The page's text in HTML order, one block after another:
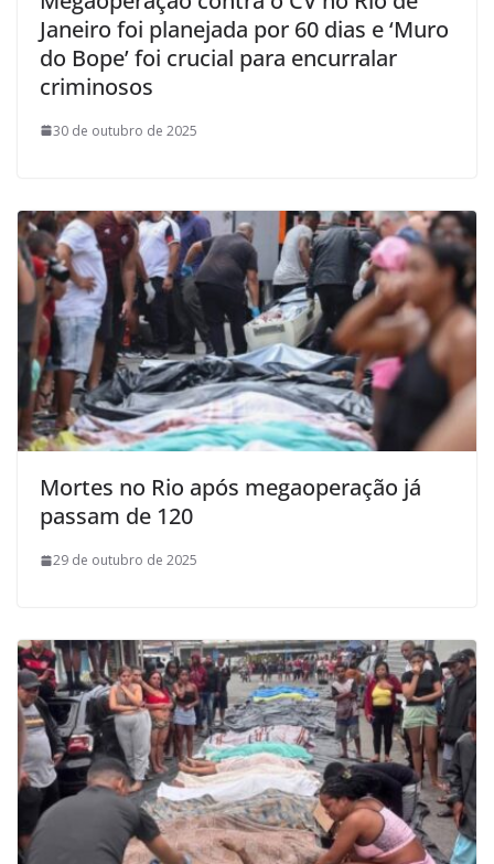
Janeiro foi planejada por 60 dias e ‘Muro
do Bope’ foi crucial para encurralar
criminosos
30 de outubro de 2025
Mortes no Rio após megaoperação já
passam de 120
29 de outubro de 2025